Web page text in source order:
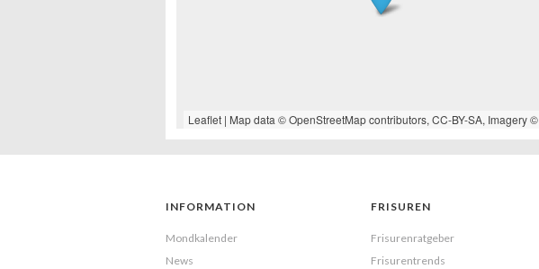
Leaflet| Map data ©OpenStreetMapcontributors, CC-BY-SA, Imagery ©
INFORMATION
Mondkalender
News
FRISUREN
Frisurenratgeber
Frisurentrends